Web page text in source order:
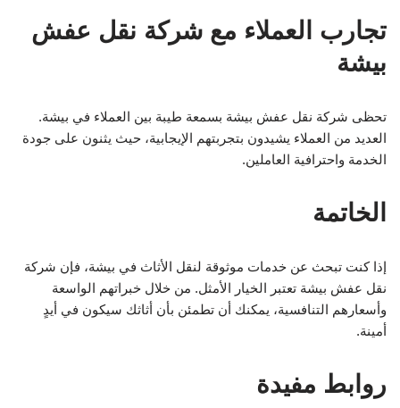
تجارب العملاء مع شركة نقل عفش
بيشة
تحظى شركة نقل عفش بيشة بسمعة طيبة بين العملاء في بيشة.
العديد من العملاء يشيدون بتجربتهم الإيجابية، حيث يثنون على جودة
الخدمة واحترافية العاملين.
الخاتمة
إذا كنت تبحث عن خدمات موثوقة لنقل الأثاث في بيشة، فإن شركة
نقل عفش بيشة تعتبر الخيار الأمثل. من خلال خبراتهم الواسعة
وأسعارهم التنافسية، يمكنك أن تطمئن بأن أثاثك سيكون في أيدٍ
أمينة.
روابط مفيدة